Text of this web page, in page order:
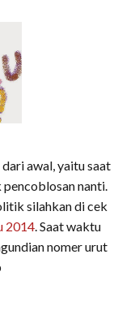
awal, yaitu saat
nanti.
silahkan di cek
2014.Saat waktu
nomer urut